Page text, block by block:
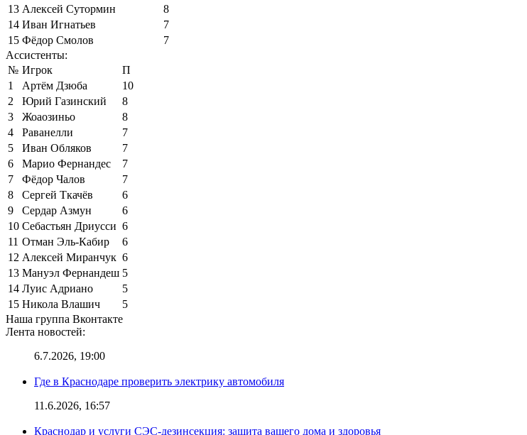
13 Алексей Сутормин
8
14 Иван Игнатьев
7
15 Фёдор Смолов
7
Ассистенты:
№ Игрок
П
1
Артём Дзюба
10
2
Юрий Газинский
8
3
Жоаозиньо
8
4
Раванелли
7
5
Иван Обляков
7
6
Марио Фернандес
7
7
Фёдор Чалов
7
8
Сергей Ткачёв
6
9
Сердар Азмун
6
10 Себастьян Дриусси 6
11 Отман Эль-Кабир
6
12 Алексей Миранчук 6
13 Мануэл Фернандеш 5
14 Луис Адриано
5
15 Никола Влашич
5
Наша группа Вконтакте
Лента новостей:
6.7.2026, 19:00
Где в Краснодаре проверить электрику автомобиля
11.6.2026, 16:57
Краснодар и услуги СЭС-дезинсекция: защита вашего дома и здоровья